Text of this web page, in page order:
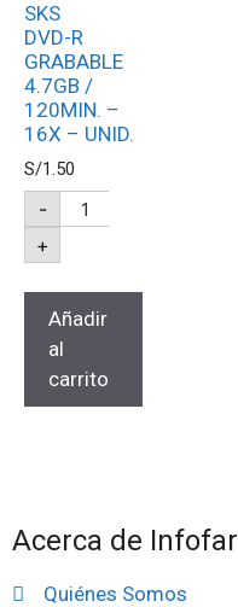
SKS
DVD-R
GRABABLE
4.7GB /
120MIN. –
16X – UNID.
S/1.50
-
+
Añadir
al
carrito
Acerca de Infofar
Quiénes Somos